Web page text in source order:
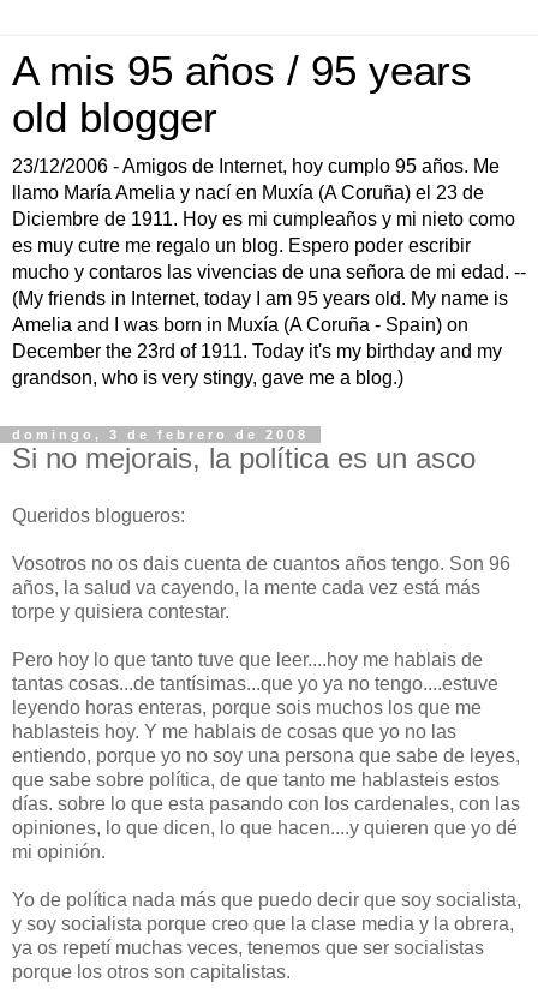
A mis 95 años / 95 years
old blogger
23/12/2006 - Amigos de Internet, hoy cumplo 95 años. Me
llamo María Amelia y nací en Muxía (A Coruña) el 23 de
Diciembre de 1911. Hoy es mi cumpleaños y mi nieto como
es muy cutre me regalo un blog. Espero poder escribir
mucho y contaros las vivencias de una señora de mi edad. --
(My friends in Internet, today I am 95 years old. My name is
Amelia and I was born in Muxía (A Coruña - Spain) on
December the 23rd of 1911. Today it's my birthday and my
grandson, who is very stingy, gave me a blog.)
domingo, 3 de febrero de 2008
Si no mejorais, la política es un asco
Queridos blogueros:
Vosotros no os dais cuenta de cuantos años tengo. Son 96
años, la salud va cayendo, la mente cada vez está más
torpe y quisiera contestar.
Pero hoy lo que tanto tuve que leer....hoy me hablais de
tantas cosas...de tantísimas...que yo ya no tengo....estuve
leyendo horas enteras, porque sois muchos los que me
hablasteis hoy. Y me hablais de cosas que yo no las
entiendo, porque yo no soy una persona que sabe de leyes,
que sabe sobre política, de que tanto me hablasteis estos
días. sobre lo que esta pasando con los cardenales, con las
opiniones, lo que dicen, lo que hacen....y quieren que yo dé
mi opinión.
Yo de política nada más que puedo decir que soy socialista,
y soy socialista porque creo que la clase media y la obrera,
ya os repetí muchas veces, tenemos que ser socialistas
porque los otros son capitalistas.